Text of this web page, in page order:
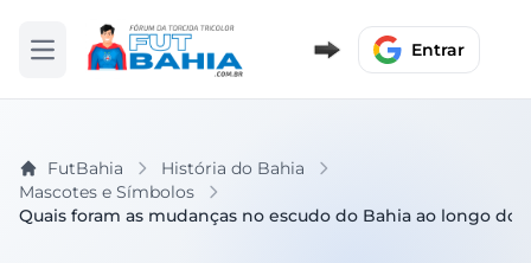
Abrir menu Entrar
FutBahia
História do Bahia
Mascotes e Símbolos
Quais foram as mudanças no escudo do Bahia ao longo dos